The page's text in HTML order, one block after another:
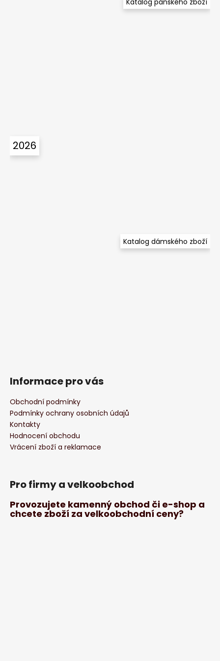
2026
Katalog dámského zboží
Informace pro vás
Obchodní podmínky
Podmínky ochrany osobních údajů
Kontakty
Hodnocení obchodu
Vrácení zboží a reklamace
Pro firmy a velkoobchod
Provozujete kamenný obchod či e-shop a
chcete zboží za velkoobchodní ceny?